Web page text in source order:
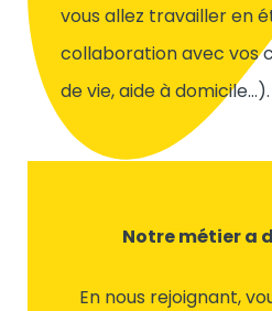
vous allez travailler en
collaboration avec vos
de vie, aide à domicile…).
Notre métier a
En nous rejoignant,